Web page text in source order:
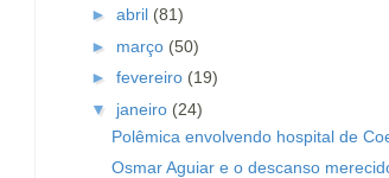
► abril (81)
► março (50)
► fevereiro (19)
▼ janeiro (24)
Polêmica envolvendo hospital de
Osmar Aguiar e o descanso